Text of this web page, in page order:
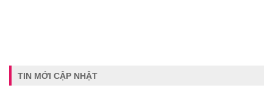
TIN MỚI CẬP NHẬT